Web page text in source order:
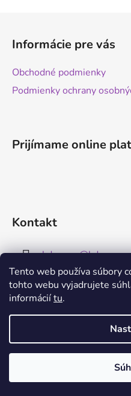
Tento web používa súbory
tohto webu vyjadrujete
informáciítu.
Informácie pre vás
Obchodné podmienky
Podmienky ochrany
Prijímame online
Kontakt
kdreams@
+421 904 947 852
Copyright 2026